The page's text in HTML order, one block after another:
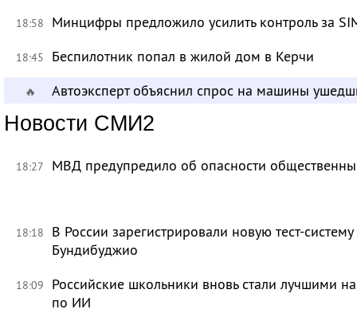
18:58 Минцифры предложило усилить контроль за
18:45 Беспилотник попал в жилой дом в Керчи
🔥 Автоэксперт объяснил спрос на машины
Новости СМИ2
18:27 МВД предупредило об опасности
18:18
В России зарегистрировали новую тест-
Бундибуджио
18:09
Российские школьники вновь стали лучшими
по ИИ